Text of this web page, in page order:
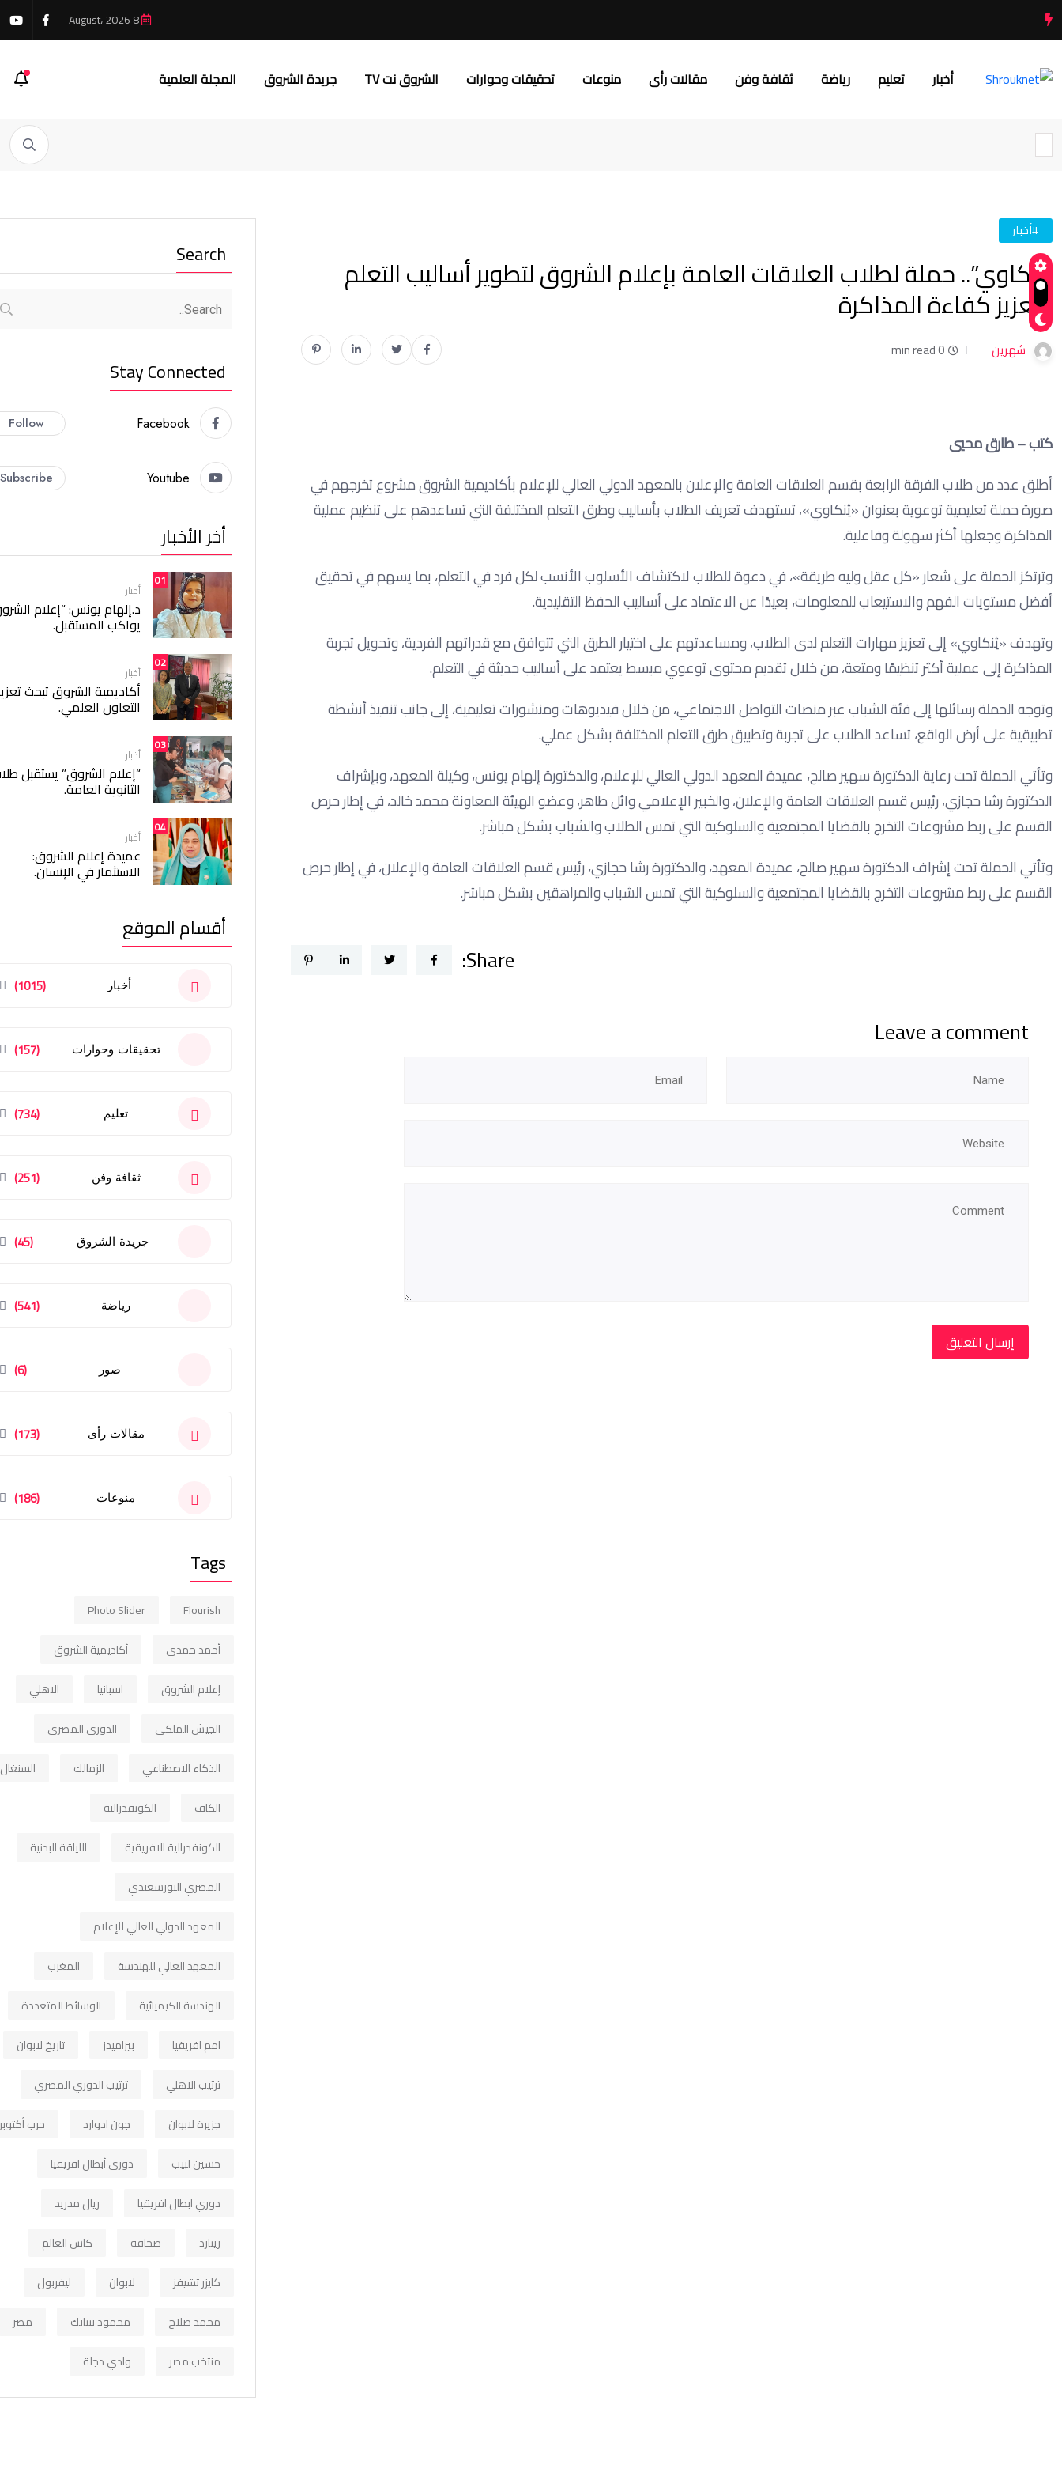
أخبار تعليم رياضة ثقافة وفن مقالات رأى منوعات تحقيقات وحوارات الشروق نت TV جريدة الشروق المجلة العلمية
#أخبار
“ثِنكاوي”.. حملة لطلاب العلاقات العامة بإعلام الشروق لتطوير أساليب التعلم
وتعزيز كفاءة المذاكرة
شهرين 0 min read
كتب – طارق محيي
أطلق عدد من طلاب الفرقة الرابعة بقسم العلاقات العامة والإعلان بالمعهد الدولي العالي للإعلام بأكاديمية الشروق مشروع تخرجهم في
صورة حملة تعليمية توعوية بعنوان «ثِنكاوي»، تستهدف تعريف الطلاب بأساليب وطرق التعلم المختلفة التي تساعدهم على تنظيم عملية
المذاكرة وجعلها أكثر سهولة وفاعلية.
وترتكز الحملة على شعار «كل عقل وليه طريقة»، في دعوة للطلاب لاكتشاف الأسلوب الأنسب لكل فرد في التعلم، بما يسهم في تحقيق
أفضل مستويات الفهم والاستيعاب للمعلومات، بعيدًا عن الاعتماد على أساليب الحفظ التقليدية.
وتهدف «ثِنكاوي» إلى تعزيز مهارات التعلم لدى الطلاب، ومساعدتهم على اختيار الطرق التي تتوافق مع قدراتهم الفردية، وتحويل تجربة
المذاكرة إلى عملية أكثر تنظيمًا ومتعة، من خلال تقديم محتوى توعوي مبسط يعتمد على أساليب حديثة في التعلم.
وتوجه الحملة رسائلها إلى فئة الشباب عبر منصات التواصل الاجتماعي، من خلال فيديوهات ومنشورات تعليمية، إلى جانب تنفيذ أنشطة
تطبيقية على أرض الواقع، تساعد الطلاب على تجربة وتطبيق طرق التعلم المختلفة بشكل عملي.
وتأتي الحملة تحت رعاية الدكتورة سهير صالح، عميدة المعهد الدولي العالي للإعلام، والدكتورة إلهام يونس، وكيلة المعهد، وبإشراف
الدكتورة رشا حجازي، رئيس قسم العلاقات العامة والإعلان، والخبير الإعلامي وائل طاهر، وعضو الهيئة المعاونة محمد خالد، في إطار حرص
القسم على ربط مشروعات التخرج بالقضايا المجتمعية والسلوكية التي تمس الطلاب والشباب بشكل مباشر.
وتأتي الحملة تحت إشراف الدكتورة سهير صالح، عميدة المعهد، والدكتورة رشا حجازي، رئيس قسم العلاقات العامة والإعلان، في إطار حرص
القسم على ربط مشروعات التخرج بالقضايا المجتمعية والسلوكية التي تمس الشباب والمراهقين بشكل مباشر.
Share:
Leave a comment
Search
Stay Connected
Facebook
Follow
Youtube
Subscribe
أخر الأخبار
01
أخبار
د.إلهام يونس: “إعلام
يواكب المستقبل.
02
أخبار
أكاديمية الشروق تبحث
التعاون العلمي.
03
أخبار
“إعلام الشروق” يستقبل
الثانوية العامة.
04
أخبار
عميدة إعلام الشروق:
الاستثمار في الإنسان.
أقسام الموقع
أخبار (1015)
تحقيقات وحوارات (157)
تعليم (734)
ثقافة وفن (251)
جريدة الشروق (45)
رياضة (541)
صور (6)
مقالات رأى (173)
منوعات (186)
Tags
Flourish
Photo Slider
أحمد حمدي
أكاديمية الشروق
إعلام الشروق
اسبانيا
الاهلي
الجيش الملكي
الدوري المصري
الذكاء الاصطناعي
الزمالك
السنغال
الكاف
الكونفدرالية
الكونفدرالية الافريقية
اللياقة البدنية
المصري البورسعيدي
المعهد الدولي العالي للإعلام
المعهد العالي للهندسة
المغرب
الهندسة الكيميائية
الوسائط المتعددة
امم افريقيا
بيراميدز
تاريخ لابوان
ترتيب الاهلي
ترتيب الدوري المصري
جزيرة لابوان
جون ادوارد
حرب أكتوبر
حسين لبيب
دوري أبطال افريقيا
دوري ابطال افريقيا
ريال مدريد
رينارد
صحافة
كاس العالم
كايزر تشيفز
لابوان
ليفربول
محمد صلاح
محمود بنتايك
مصر
منتخب مصر
وادي دجلة